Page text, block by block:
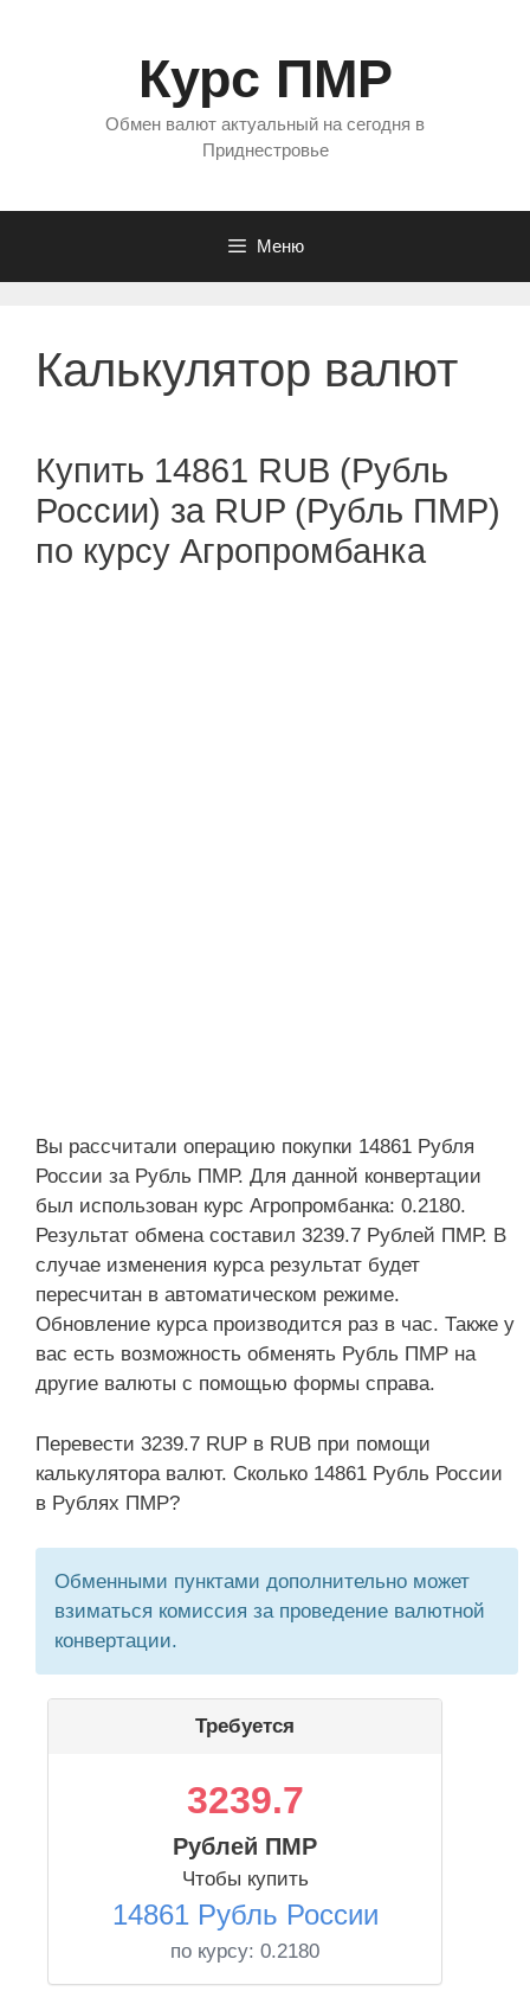
Курс ПМР
Обмен валют актуальный на сегодня в
Приднестровье
Меню
Калькулятор валют
Купить 14861 RUB (Рубль
России) за RUP (Рубль ПМР)
по курсу Агропромбанка
Вы рассчитали операцию покупки 14861 Рубля
России за Рубль ПМР. Для данной конвертации
был использован курс Агропромбанка: 0.2180.
Результат обмена составил 3239.7 Рублей ПМР. В
случае изменения курса результат будет
пересчитан в автоматическом режиме.
Обновление курса производится раз в час. Также у
вас есть возможность обменять Рубль ПМР на
другие валюты с помощью формы справа.
Перевести 3239.7 RUP в RUB при помощи
калькулятора валют. Сколько 14861 Рубль России
в Рублях ПМР?
Обменными пунктами дополнительно может
взиматься комиссия за проведение валютной
конвертации.
Требуется
3239.7
Рублей ПМР
Чтобы купить
14861 Рубль России
по курсу: 0.2180